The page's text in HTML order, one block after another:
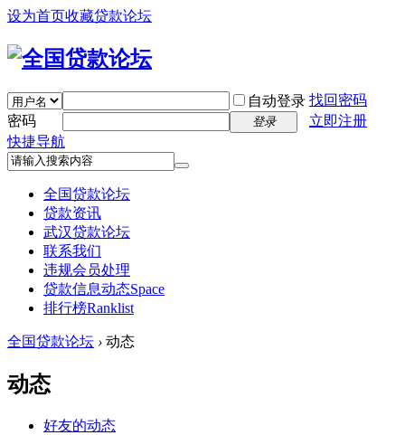
设为首页收藏贷款论坛
自动登录 找回密码
密码
登录
立即注册
快捷导航
全国贷款论坛
贷款资讯
武汉贷款论坛
联系我们
违规会员处理
贷款信息动态Space
排行榜Ranklist
全国贷款论坛 › 动态
动态
好友的动态